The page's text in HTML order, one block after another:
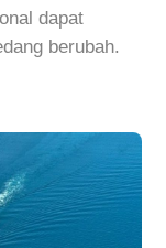
dapat
berubah.